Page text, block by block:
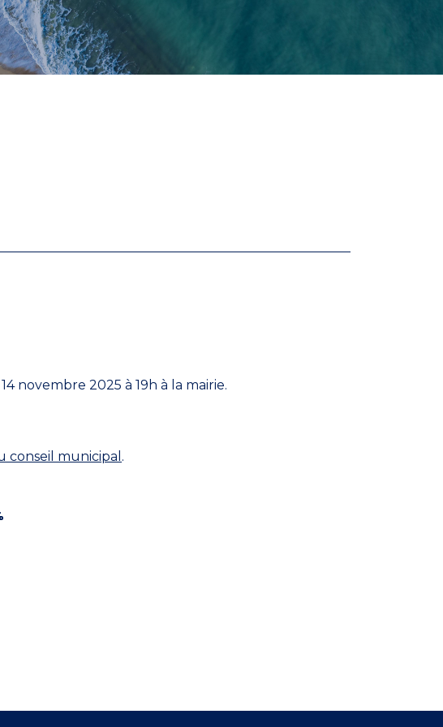
novembre 2025 à 19h à la mairie.
conseil municipal .